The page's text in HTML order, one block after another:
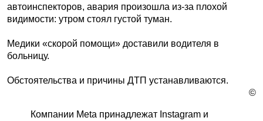
автоинспекторов, авария произошла из-за плохой
видимости: утром стоял густой туман.
Медики «скорой помощи» доставили водителя в
больницу.
Обстоятельства и причины ДТП устанавливаются.
©
Компании Meta принадлежат Instagram и